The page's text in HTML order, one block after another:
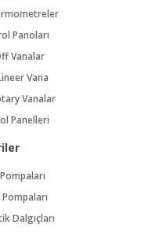
Panoları
Vanalar
Vana
Vanalar
Panelleri
Dalgıçları